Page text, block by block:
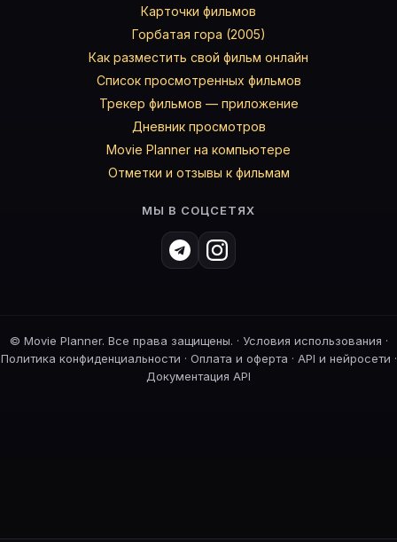
Карточки фильмов
Горбатая гора (2005)
Как разместить свой фильм онлайн
Список просмотренных фильмов
Трекер фильмов — приложение
Дневник просмотров
Movie Planner на компьютере
Отметки и отзывы к фильмам
МЫ В СОЦСЕТЯХ
© Movie Planner. Все права защищены. · Условия использования ·
Политика конфиденциальности · Оплата и оферта · API и нейросети ·
Документация API